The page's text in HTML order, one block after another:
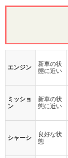
エンジン
新車の状
態に近い
ミッショ
ン
新車の状
態に近い
シャーシ
良好な状
態